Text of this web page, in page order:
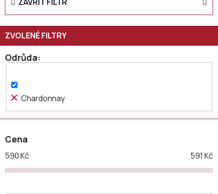
n
p
r
o
u
t
ů
Odrůda
Chardonnay
Cena
590Kč 591 Kč